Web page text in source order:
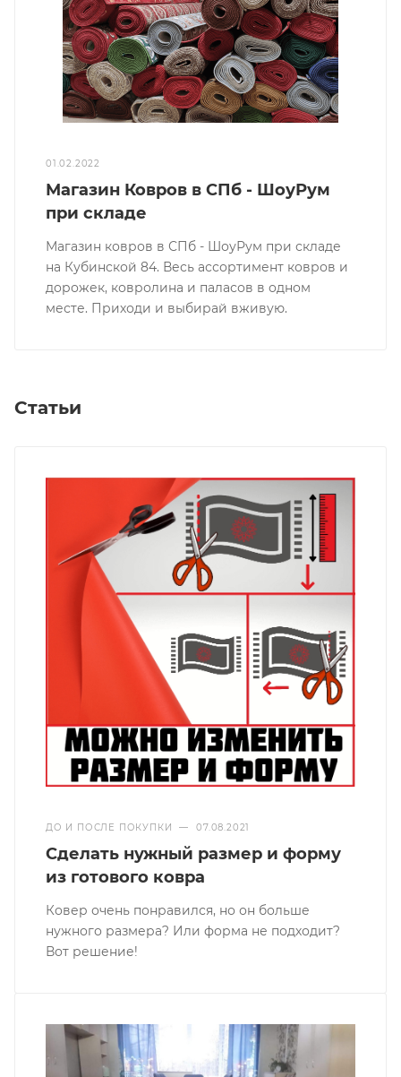
01.02.2022
Магазин Ковров в СПб - ШоуРум
при складе
Магазин ковров в СПб - ШоуРум при складе
на Кубинской 84. Весь ассортимент ковров и
дорожек, ковролина и паласов в одном
месте. Приходи и выбирай вживую.
Статьи
ДО И ПОСЛЕ ПОКУПКИ — 07.08.2021
Сделать нужный размер и форму
из готового ковра
Ковер очень понравился, но он больше
нужного размера? Или форма не подходит?
Вот решение!